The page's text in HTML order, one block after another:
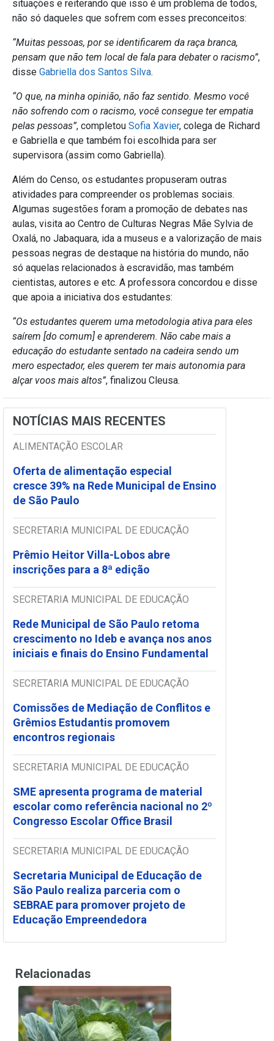
situações e reiterando que isso é um problema de todos,
não só daqueles que sofrem com esses preconceitos:
“Muitas pessoas, por se identificarem da raça branca,
pensam que não tem local de fala para debater o racismo”,
disse Gabriella dos Santos Silva.
“O que, na minha opinião, não faz sentido. Mesmo você
não sofrendo com o racismo, você consegue ter empatia
pelas pessoas”, completou Sofia Xavier, colega de Richard
e Gabriella e que também foi escolhida para ser
supervisora (assim como Gabriella).
Além do Censo, os estudantes propuseram outras
atividades para compreender os problemas sociais.
Algumas sugestões foram a promoção de debates nas
aulas, visita ao Centro de Culturas Negras Mãe Sylvia de
Oxalá, no Jabaquara, ida a museus e a valorização de mais
pessoas negras de destaque na história do mundo, não
só aquelas relacionados à escravidão, mas também
cientistas, autores e etc. A professora concordou e disse
que apoia a iniciativa dos estudantes:
“Os estudantes querem uma metodologia ativa para eles
saírem [do comum] e aprenderem. Não cabe mais a
educação do estudante sentado na cadeira sendo um
mero espectador, eles querem ter mais autonomia para
alçar voos mais altos”, finalizou Cleusa.
NOTÍCIAS MAIS RECENTES
ALIMENTAÇÃO ESCOLAR
Oferta de alimentação especial
cresce 39% na Rede Municipal de Ensino
de São Paulo
SECRETARIA MUNICIPAL DE EDUCAÇÃO
Prêmio Heitor Villa-Lobos abre
inscrições para a 8ª edição
SECRETARIA MUNICIPAL DE EDUCAÇÃO
Rede Municipal de São Paulo retoma
crescimento no Ideb e avança nos anos
iniciais e finais do Ensino Fundamental
SECRETARIA MUNICIPAL DE EDUCAÇÃO
Comissões de Mediação de Conflitos e
Grêmios Estudantis promovem
encontros regionais
SECRETARIA MUNICIPAL DE EDUCAÇÃO
SME apresenta programa de material
escolar como referência nacional no 2º
Congresso Escolar Office Brasil
SECRETARIA MUNICIPAL DE EDUCAÇÃO
Secretaria Municipal de Educação de
São Paulo realiza parceria com o
SEBRAE para promover projeto de
Educação Empreendedora
Relacionadas